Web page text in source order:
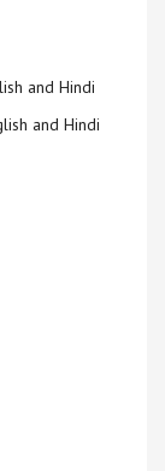
and Hindi
and Hindi